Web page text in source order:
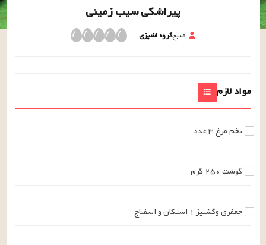
پیراشکی سیب زمینی
منبعگروه اشپزی
مواد لازم
تخم مرغ ۳عدد
گوشت ۲۵۰ گرم
جعفری وگشنیز ۱ استکانو اسفناج